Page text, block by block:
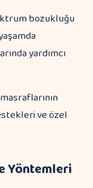
bozukluğu
yardımcı
ve özel
Yöntemleri